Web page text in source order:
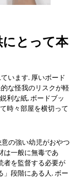
とって本
います. 厚いボード
な怪我のリスクが軽
利な紙, ボードブッ
時々部屋を横切って
の強い幼児がおやつ
は一般に無毒であ
者を監督する必要が
」段階にある人. ボー